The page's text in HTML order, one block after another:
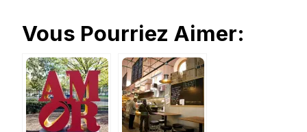
Vous Pourriez Aimer: